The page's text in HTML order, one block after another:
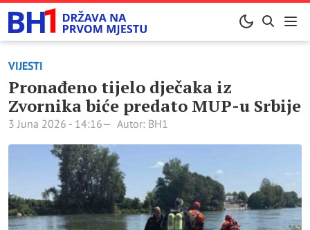
VIJESTI
Pronađeno tijelo dječaka iz
Zvornika biće predato MUP-u Srbije
3 Juna 2026 - 14:16 Autor: BH1